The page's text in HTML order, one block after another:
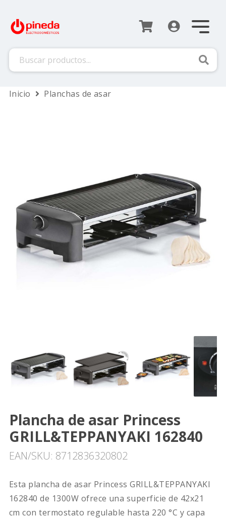
Inicio
 Planchas de asar
Plancha de asar Princess
GRILL&TEPPANYAKI 162840
EAN/SKU: 8712836320802
Esta plancha de asar Princess GRILL&TEPPANYAKI
162840 de 1300W ofrece una superficie de 42x21
cm con termostato regulable hasta 220 °C y capa